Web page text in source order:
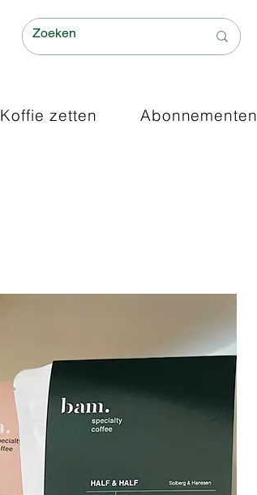
Koffie zetten Abonnementen